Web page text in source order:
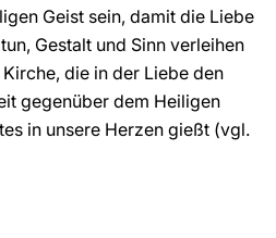
Geist sein, damit die Liebe
Gestalt und Sinn verleihen
die in der Liebe den
gegenüber dem Heiligen
in unsere Herzen gießt (vgl.